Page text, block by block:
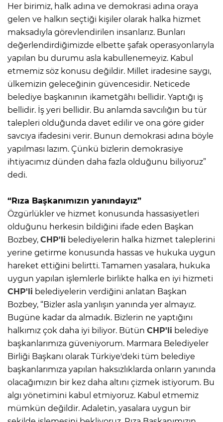
Her birimiz, halk adına ve demokrasi adına oraya
gelen ve halkın seçtiği kişiler olarak halka hizmet
maksadıyla görevlendirilen insanlarız. Bunları
değerlendirdiğimizde elbette şafak operasyonlarıyla
yapılan bu durumu asla kabullenemeyiz. Kabul
etmemiz söz konusu değildir. Millet iradesine saygı,
ülkemizin geleceğinin güvencesidir. Neticede
belediye başkanının ikametgâhı bellidir. Yaptığı iş
bellidir. İş yeri bellidir. Bu anlamda savcılığın bu tür
talepleri olduğunda davet edilir ve ona göre gider
savcıya ifadesini verir. Bunun demokrasi adına böyle
yapılması lazım. Çünkü bizlerin demokrasiye
ihtiyacımız dünden daha fazla olduğunu biliyoruz”
dedi.
“Rıza Başkanımızın yanındayız”
Özgürlükler ve hizmet konusunda hassasiyetleri
olduğunu herkesin bildiğini ifade eden Başkan
Bozbey, CHP'li belediyelerin halka hizmet taleplerini
yerine getirme konusunda hassas ve hukuka uygun
hareket ettiğini belirtti. Tamamen yasalara, hukuka
uygun yapılan işlemlerle birlikte halka en iyi hizmeti
CHP'li belediyelerin verdiğini anlatan Başkan
Bozbey, “Bizler asla yanlışın yanında yer almayız.
Bugüne kadar da almadık. Bizlerin ne yaptığını
halkımız çok daha iyi biliyor. Bütün CHP'li belediye
başkanlarımıza güveniyorum. Marmara Belediyeler
Birliği Başkanı olarak Türkiye'deki tüm belediye
başkanlarımıza yapılan haksızlıklarda onların yanında
olacağımızın bir kez daha altını çizmek istiyorum. Bu
algı yönetimini kabul etmiyoruz. Kabul etmemiz
mümkün değildir. Adaletin, yasalara uygun bir